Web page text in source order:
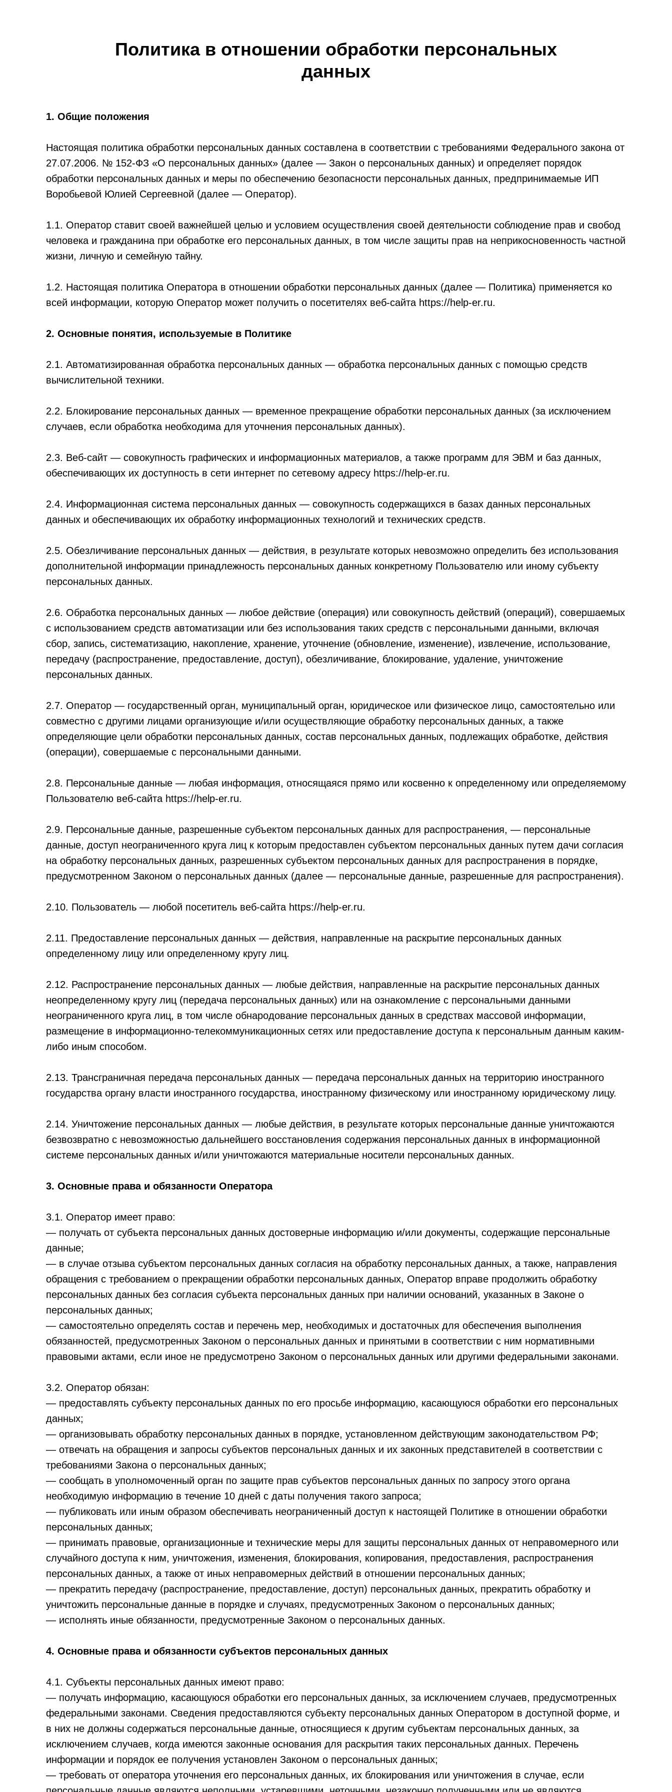
Политика в отношении обработки персональных
данных
1. Общие положения
Настоящая политика обработки персональных данных составлена в соответствии с требованиями Федерального закона от
27.07.2006. № 152-ФЗ «О персональных данных» (далее — Закон о персональных данных) и определяет порядок
обработки персональных данных и меры по обеспечению безопасности персональных данных, предпринимаемые ИП
Воробьевой Юлией Сергеевной (далее — Оператор).
1.1. Оператор ставит своей важнейшей целью и условием осуществления своей деятельности соблюдение прав и свобод
человека и гражданина при обработке его персональных данных, в том числе защиты прав на неприкосновенность частной
жизни, личную и семейную тайну.
1.2. Настоящая политика Оператора в отношении обработки персональных данных (далее — Политика) применяется ко
всей информации, которую Оператор может получить о посетителях веб-сайта https://help-er.ru.
2. Основные понятия, используемые в Политике
2.1. Автоматизированная обработка персональных данных — обработка персональных данных с помощью средств
вычислительной техники.
2.2. Блокирование персональных данных — временное прекращение обработки персональных данных (за исключением
случаев, если обработка необходима для уточнения персональных данных).
2.3. Веб-сайт — совокупность графических и информационных материалов, а также программ для ЭВМ и баз данных,
обеспечивающих их доступность в сети интернет по сетевому адресу https://help-er.ru.
2.4. Информационная система персональных данных — совокупность содержащихся в базах данных персональных
данных и обеспечивающих их обработку информационных технологий и технических средств.
2.5. Обезличивание персональных данных — действия, в результате которых невозможно определить без использования
дополнительной информации принадлежность персональных данных конкретному Пользователю или иному субъекту
персональных данных.
2.6. Обработка персональных данных — любое действие (операция) или совокупность действий (операций), совершаемых
с использованием средств автоматизации или без использования таких средств с персональными данными, включая
сбор, запись, систематизацию, накопление, хранение, уточнение (обновление, изменение), извлечение, использование,
передачу (распространение, предоставление, доступ), обезличивание, блокирование, удаление, уничтожение
персональных данных.
2.7. Оператор — государственный орган, муниципальный орган, юридическое или физическое лицо, самостоятельно или
совместно с другими лицами организующие и/или осуществляющие обработку персональных данных, а также
определяющие цели обработки персональных данных, состав персональных данных, подлежащих обработке, действия
(операции), совершаемые с персональными данными.
2.8. Персональные данные — любая информация, относящаяся прямо или косвенно к определенному или определяемому
Пользователю веб-сайта https://help-er.ru.
2.9. Персональные данные, разрешенные субъектом персональных данных для распространения, — персональные
данные, доступ неограниченного круга лиц к которым предоставлен субъектом персональных данных путем дачи согласия
на обработку персональных данных, разрешенных субъектом персональных данных для распространения в порядке,
предусмотренном Законом о персональных данных (далее — персональные данные, разрешенные для распространения).
2.10. Пользователь — любой посетитель веб-сайта https://help-er.ru.
2.11. Предоставление персональных данных — действия, направленные на раскрытие персональных данных
определенному лицу или определенному кругу лиц.
2.12. Распространение персональных данных — любые действия, направленные на раскрытие персональных данных
неопределенному кругу лиц (передача персональных данных) или на ознакомление с персональными данными
неограниченного круга лиц, в том числе обнародование персональных данных в средствах массовой информации,
размещение в информационно-телекоммуникационных сетях или предоставление доступа к персональным данным каким-
либо иным способом.
2.13. Трансграничная передача персональных данных — передача персональных данных на территорию иностранного
государства органу власти иностранного государства, иностранному физическому или иностранному юридическому лицу.
2.14. Уничтожение персональных данных — любые действия, в результате которых персональные данные уничтожаются
безвозвратно с невозможностью дальнейшего восстановления содержания персональных данных в информационной
системе персональных данных и/или уничтожаются материальные носители персональных данных.
3. Основные права и обязанности Оператора
3.1. Оператор имеет право:
— получать от субъекта персональных данных достоверные информацию и/или документы, содержащие персональные
данные;
— в случае отзыва субъектом персональных данных согласия на обработку персональных данных, а также, направления
обращения с требованием о прекращении обработки персональных данных, Оператор вправе продолжить обработку
персональных данных без согласия субъекта персональных данных при наличии оснований, указанных в Законе о
персональных данных;
— самостоятельно определять состав и перечень мер, необходимых и достаточных для обеспечения выполнения
обязанностей, предусмотренных Законом о персональных данных и принятыми в соответствии с ним нормативными
правовыми актами, если иное не предусмотрено Законом о персональных данных или другими федеральными законами.
3.2. Оператор обязан:
— предоставлять субъекту персональных данных по его просьбе информацию, касающуюся обработки его персональных
данных;
— организовывать обработку персональных данных в порядке, установленном действующим законодательством РФ;
— отвечать на обращения и запросы субъектов персональных данных и их законных представителей в соответствии с
требованиями Закона о персональных данных;
— сообщать в уполномоченный орган по защите прав субъектов персональных данных по запросу этого органа
необходимую информацию в течение 10 дней с даты получения такого запроса;
— публиковать или иным образом обеспечивать неограниченный доступ к настоящей Политике в отношении обработки
персональных данных;
— принимать правовые, организационные и технические меры для защиты персональных данных от неправомерного или
случайного доступа к ним, уничтожения, изменения, блокирования, копирования, предоставления, распространения
персональных данных, а также от иных неправомерных действий в отношении персональных данных;
— прекратить передачу (распространение, предоставление, доступ) персональных данных, прекратить обработку и
уничтожить персональные данные в порядке и случаях, предусмотренных Законом о персональных данных;
— исполнять иные обязанности, предусмотренные Законом о персональных данных.
4. Основные права и обязанности субъектов персональных данных
4.1. Субъекты персональных данных имеют право:
— получать информацию, касающуюся обработки его персональных данных, за исключением случаев, предусмотренных
федеральными законами. Сведения предоставляются субъекту персональных данных Оператором в доступной форме, и
в них не должны содержаться персональные данные, относящиеся к другим субъектам персональных данных, за
исключением случаев, когда имеются законные основания для раскрытия таких персональных данных. Перечень
информации и порядок ее получения установлен Законом о персональных данных;
— требовать от оператора уточнения его персональных данных, их блокирования или уничтожения в случае, если